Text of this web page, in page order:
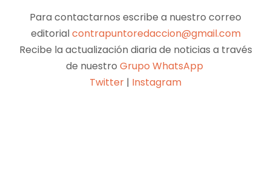
Para contactarnos escribe a nuestro correo
editorialcontrapuntoredaccion@gmail.com
Recibe la actualización diaria de noticias a través
de nuestro Grupo WhatsApp
Twitter | Instagram